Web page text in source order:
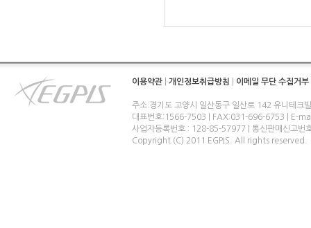
이용약관 개인정보취급방침 이메일 무단 수집거부
주소:경기도 고양시 일산동구 일산로 142 유니테크
대표번호:1566-7503 | FAX:031-696-6753 | E-
사업자등록번호 : 128-85-57977 | 통신판매신고번
Copyright (C) 2011 EGPIS. All rights reserved.